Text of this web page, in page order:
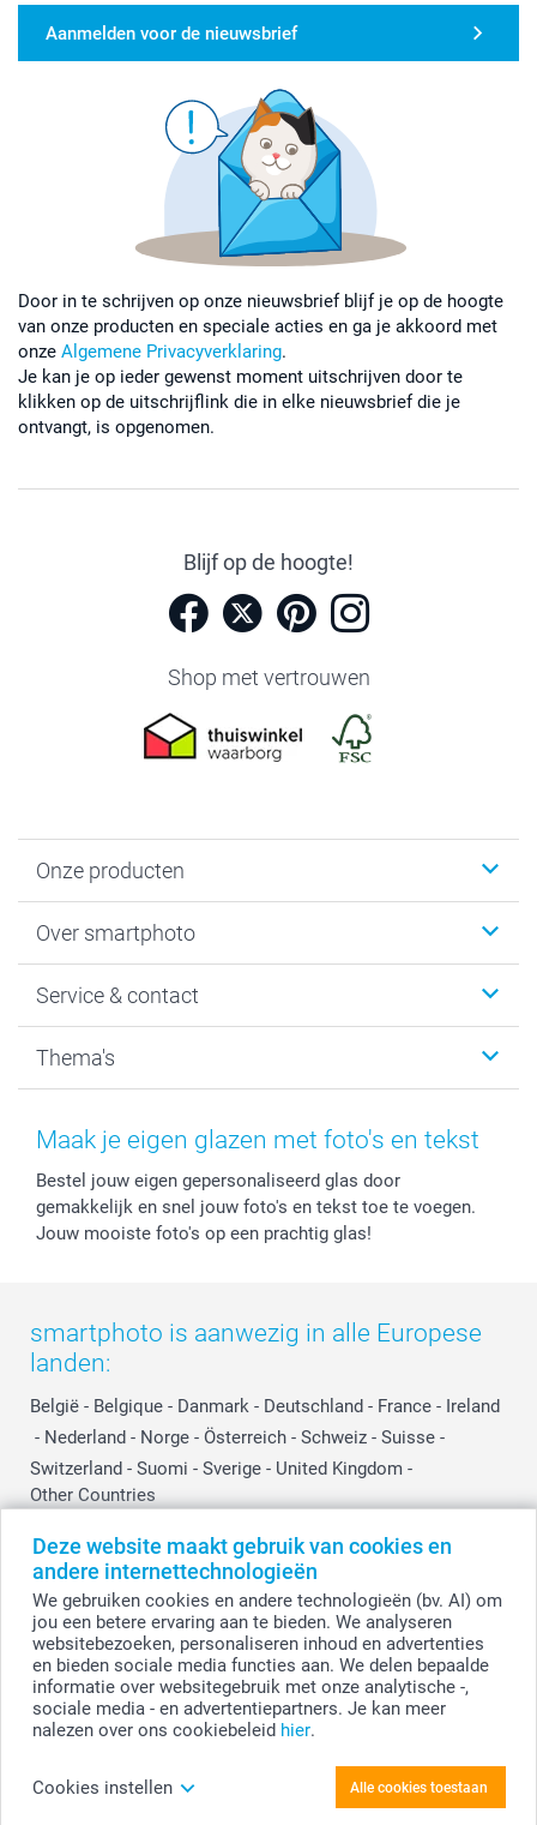
Deze website maakt gebruik van cookies en
andere internettechnologieën
We gebruiken cookies en andere technologieën (bv. AI) om
jou een betere ervaring aan te bieden. We analyseren
websitebezoeken, personaliseren inhoud en advertenties
en bieden sociale media functies aan. We delen bepaalde
informatie over websitegebruik met onze analytische -,
sociale media - en advertentiepartners. Je kan meer
nalezen over ons cookiebeleid hier.
Cookies instellen Alle cookies toestaan
Aanmelden voor de nieuwsbrief
Door in te schrijven op onze nieuwsbrief blijf je op de hoogte
van onze producten en speciale acties en ga je akkoord met
onze Algemene Privacyverklaring.
Je kan je op ieder gewenst moment uitschrijven door te
klikken op de uitschrijflink die in elke nieuwsbrief die je
ontvangt, is opgenomen.
Blijf op de hoogte!
Shop met vertrouwen
Onze producten
Fotoboeken
Fotocadeaus
Kaarten
Over smartphoto
Vacatures
Bestelproces
Herroepingsrecht
Cookiebeleid
Reviews
Service & contact
Tevredenheidsgarantie
Mijn orderstatus
smartbonus
smartfriends
service@smartphoto.nl
Thema's
Baby
Moederdag
Vaderdag
Huwelijk
Maak je eigen glazen met foto's en tekst
Bestel jouw eigen gepersonaliseerd glas door
gemakkelijk en snel jouw foto's en tekst toe te voegen.
Jouw mooiste foto's op een prachtig glas!
smartphoto is aanwezig in alle Europese
landen:
België - Belgique - Danmark - Deutschland - France - Ireland
- Nederland - Norge - Österreich - Schweiz - Suisse -
Switzerland - Suomi - Sverige - United Kingdom -
Other Countries
© smartphoto group. Alle rechten voorbehouden.Disclaimer
Alle prijzen zijn in EURO (€) inclusief BTW en exclusief verzendkosten.